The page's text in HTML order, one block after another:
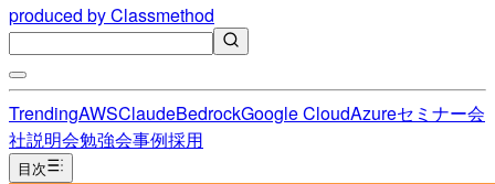
produced by Classmethod
TrendingAWSClaudeBedrockGoogle CloudAzureセミナー会
社説明会勉強会事例採用
目次